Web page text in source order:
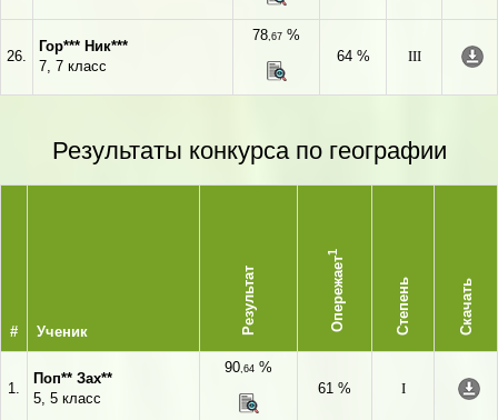
26.
Гор*** Ник***
7, 7 класс
78,67 %
64 %
III
Результаты конкурса по географии
# Ученик Результат Опережает
1
Степень Скачать
1.
Поп** Зах**
5, 5 класс
90,64 %
61 %
I